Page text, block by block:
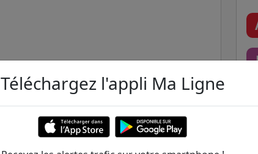
Téléchargez l'appli Ma Ligne